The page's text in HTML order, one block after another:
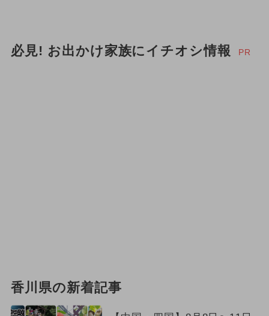
必見! お出かけ家族にイチオシ情報 PR
香川県の新着記事